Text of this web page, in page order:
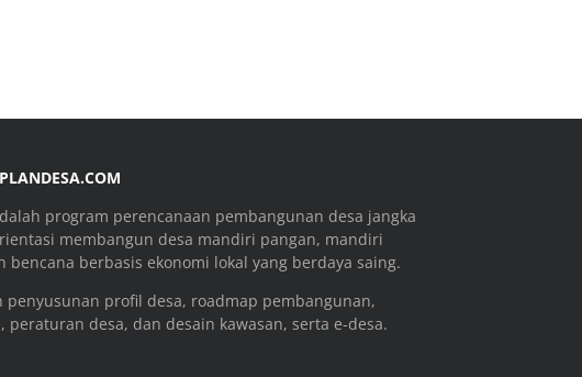
program perencanaan pembangunan desa jangka
membangun desa mandiri pangan, mandiri
bencana berbasis ekonomi lokal yang berdaya saing.
penyusunan profil desa, roadmap pembangunan,
peraturan desa, dan desain kawasan, serta e-desa.